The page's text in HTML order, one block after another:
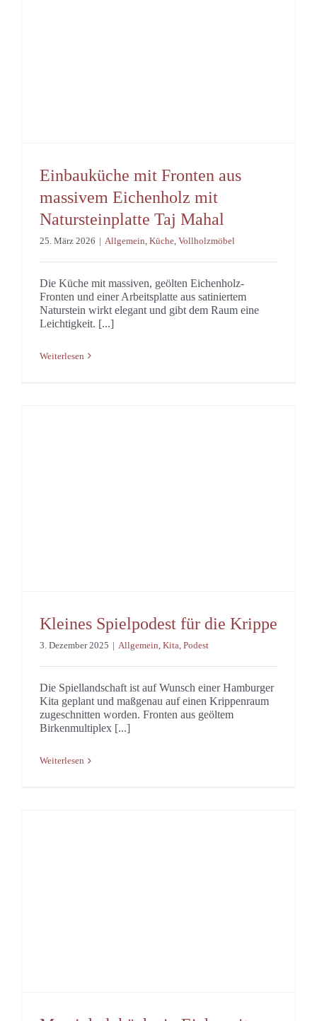
Einbauküche mit Fronten aus
massivem Eichenholz mit
Natursteinplatte Taj Mahal
25. März 2026 | Allgemein Küche Vollholzmöbel
Die Küche mit massiven, geölten Eichenholz-
Fronten und einer Arbeitsplatte aus satiniertem
Naturstein wirkt elegant und gibt dem Raum eine
Leichtigkeit. [...]
Weiterlesen
Kleines Spielpodest für die Krippe
3. Dezember 2025 | Allgemein, Kita, Podest
Die Spiellandschaft ist auf Wunsch einer Hamburger
Kita geplant und maßgenau auf einen Krippenraum
zugeschnitten worden. Fronten aus geöltem
Birkenmultiplex [...]
Weiterlesen